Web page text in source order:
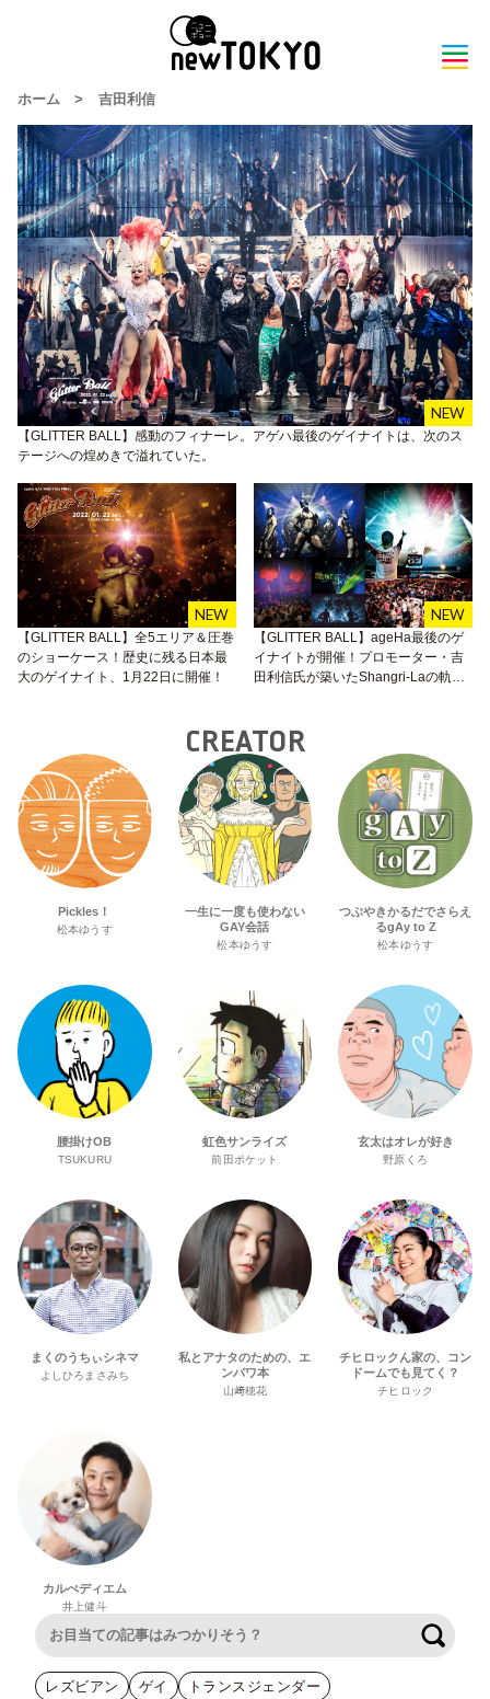
ホーム > 吉田利信
【GLITTER BALL】感動のフィナーレ。アゲハ最後のゲイナイトは、次のス
テージへの煌めきで溢れていた。
【GLITTER BALL】全5エリア＆圧巻
のショーケース！歴史に残る日本最
大のゲイナイト、1月22日に開催！
【GLITTER BALL】ageHa最後のゲ
イナイトが開催！プロモーター・吉
田利信氏が築いたShangri-Laの軌
CREATOR
Pickles！
松本ゆうす
一生に一度も使わない
GAY会話
松本ゆうす
つぶやきかるだでさらえ
るgAy to Z
松本ゆうす
腰掛けOB
TSUKURU
虹色サンライズ
前田ポケット
玄太はオレが好き
野原くろ
まくのうちぃシネマ
よしひろまさみち
私とアナタのための、エ
ンパワ本
山﨑穂花
チヒロックん家の、コン
ドームでも見てく？
チヒロック
カルぺディエム
井上健斗
レズビアン ゲイ
トランスジェンダー